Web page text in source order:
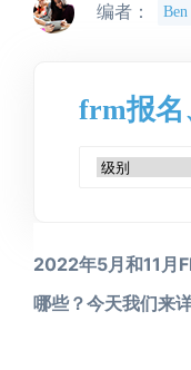
编者： Ben
frm报名
2022年5月和11月
哪些？今天我们来